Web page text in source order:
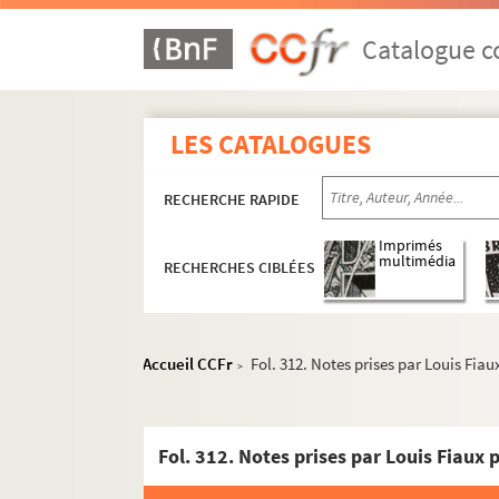
Catalogue
LES CATALOGUES
RECHERCHE RAPIDE
RECHERCHES CIBLÉES
Imprimés
multimédia
Accueil CCFr > Fol. 312. Notes prises par Louis
Fol. 312. Notes prises par Louis
Documents relatifs à ses activités de
4-MS-1726. Notes diverses de Louis Fiaux
4-MS-1727. Jeanne d'Arc, la Pucelle
4-MS-1728. Moeurs des prêtres et du clergé
4-MS-1729. Le mariage et le divorce
Auteurs du XVIIIe siècle
Études littéraires